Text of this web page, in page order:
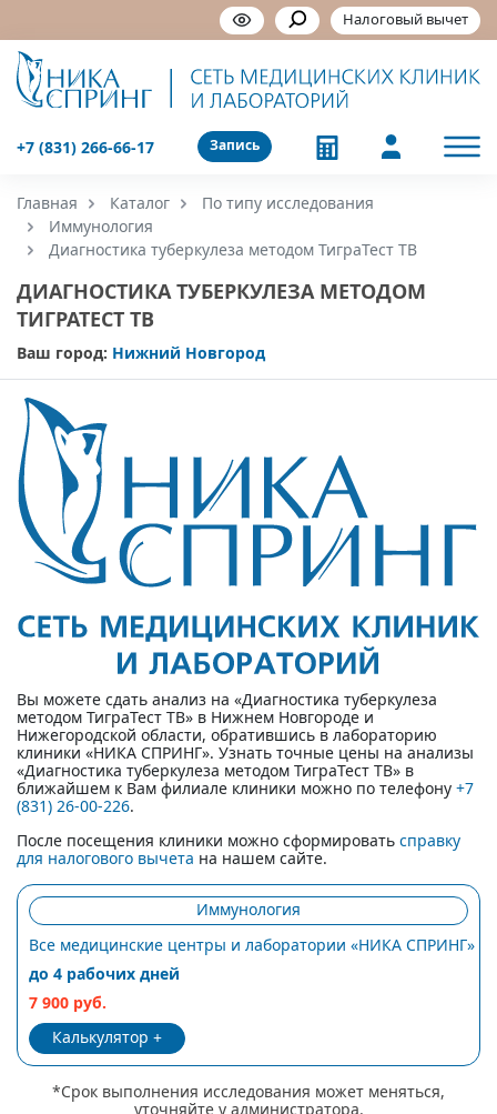
Налоговый вычет
Запись
+7 (831) 266-66-17
Главная Каталог
По типу исследования
Иммунология
Диагностика туберкулеза методом ТиграТест ТВ
ДИАГНОСТИКА ТУБЕРКУЛЕЗА МЕТОДОМ
ТИГРАТЕСТ ТВ
Ваш город: Нижний Новгород
Вы можете сдать анализ на «Диагностика туберкулеза
методом ТиграТест ТВ» в Нижнем Новгороде и
Нижегородской области, обратившись в лабораторию
клиники «НИКА СПРИНГ». Узнать точные цены на анализы
«Диагностика туберкулеза методом ТиграТест ТВ» в
ближайшем к Вам филиале клиники можно по телефону +7
(831) 26-00-226.
После посещения клиники можно сформировать справку
для налогового вычета на нашем сайте.
Иммунология
Все медицинские центры и лаборатории «НИКА СПРИНГ»
до 4 рабочих дней
7 900 руб.
Калькулятор
*Срок выполнения исследования может меняться,
уточняйте у администратора.